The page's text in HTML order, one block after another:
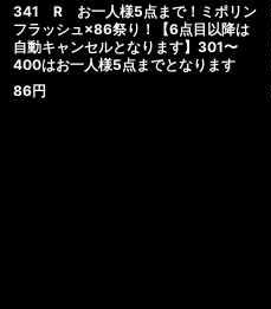
341 R お一人様5点まで！ミポリン
フラッシュ×86祭り！【6点目以降は
自動キャンセルとなります】301〜
400はお一人様5点までとなります
86円